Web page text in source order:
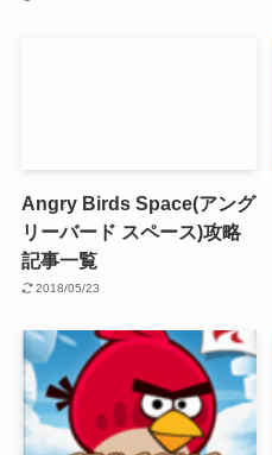
Angry Birds Space(アング
リーバード スペース)攻略
記事一覧
2018/05/23